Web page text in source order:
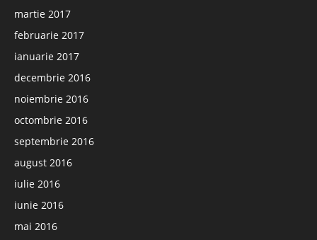
martie 2017
februarie 2017
ianuarie 2017
decembrie 2016
noiembrie 2016
octombrie 2016
septembrie 2016
august 2016
iulie 2016
iunie 2016
mai 2016